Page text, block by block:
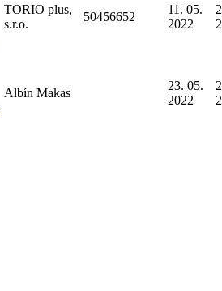
TORIO plus,
s.r.o.
50456652
11. 05.
2022
Albín Makas
23. 05.
2022